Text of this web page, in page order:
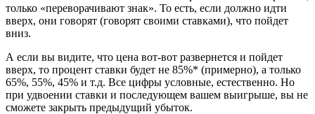
только «переворачивают знак». То есть, если должно идти
вверх, они говорят (говорят своими ставками), что пойдет
вниз.
А если вы видите, что цена вот-вот развернется и пойдет
вверх, то процент ставки будет не 85%* (примерно), а только
65%, 55%, 45% и т.д. Все цифры условные, естественно. Но
при удвоении ставки и последующем вашем выигрыше, вы не
сможете закрыть предыдущий убыток.